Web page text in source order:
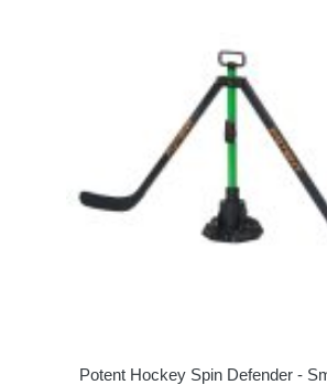
Potent Hockey Spin Defender -